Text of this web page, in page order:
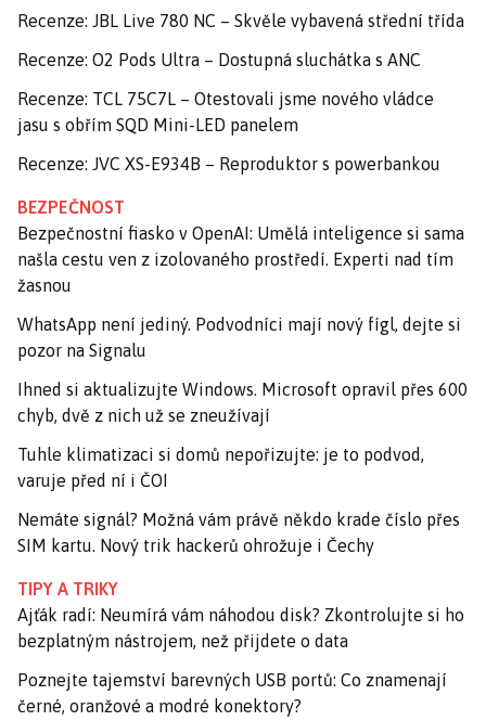
Recenze: JBL Live 780 NC – Skvěle vybavená střední třída
Recenze: O2 Pods Ultra – Dostupná sluchátka s ANC
Recenze: TCL 75C7L – Otestovali jsme nového vládce
jasu s obřím SQD Mini-LED panelem
Recenze: JVC XS-E934B – Reproduktor s powerbankou
BEZPEČNOST
Bezpečnostní fiasko v OpenAI: Umělá inteligence si sama
našla cestu ven z izolovaného prostředí. Experti nad tím
žasnou
WhatsApp není jediný. Podvodníci mají nový fígl, dejte si
pozor na Signalu
Ihned si aktualizujte Windows. Microsoft opravil přes 600
chyb, dvě z nich už se zneužívají
Tuhle klimatizaci si domů nepořizujte: je to podvod,
varuje před ní i ČOI
Nemáte signál? Možná vám právě někdo krade číslo přes
SIM kartu. Nový trik hackerů ohrožuje i Čechy
TIPY A TRIKY
Ajťák radí: Neumírá vám náhodou disk? Zkontrolujte si ho
bezplatným nástrojem, než přijdete o data
Poznejte tajemství barevných USB portů: Co znamenají
černé, oranžové a modré konektory?